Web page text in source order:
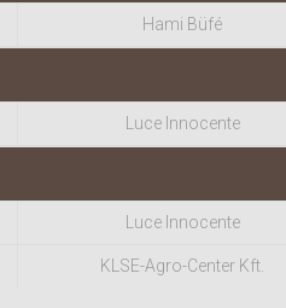
Hami Büfé
Luce Innocente
Luce Innocente
KLSE-Agro-Center Kft.